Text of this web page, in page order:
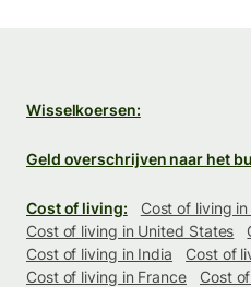
Wisselkoersen:
Geld overschrijven naar het
Cost of living:
Cost of living
Cost of living in United States
Cost of living in India
Cost of
Cost of living in France
Cost